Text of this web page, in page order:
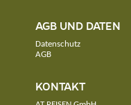
AGB UND DATEN
Datenschutz
AGB
KONTAKT